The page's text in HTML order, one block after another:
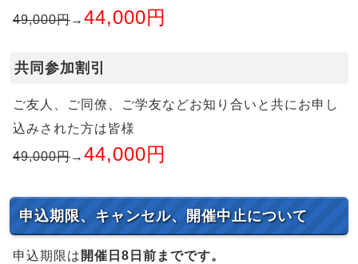
49,000円→ 44,000円
共同参加割引
ご友人、ご同僚、ご学友などお知り合いと共にお申し
込みされた方は皆様
49,000円→ 44,000円
申込期限、キャンセル、開催中止について
申込期限は 開催日8日前までです。